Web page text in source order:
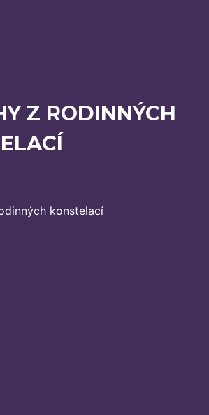
Z RODINNÝCH
konstelací